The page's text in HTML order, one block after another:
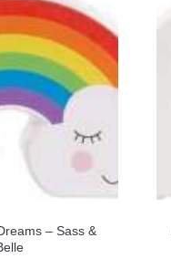
– Sass &